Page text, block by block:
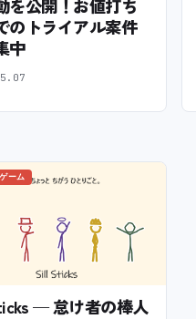
を公開！お値打ち
のトライアル案件
中
ーム
— 怠け者の棒人